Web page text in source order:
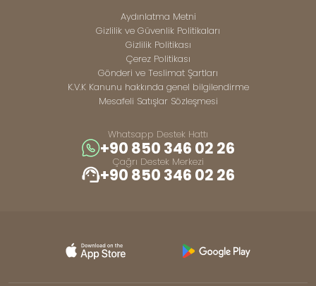
Aydınlatma Metni
Gizlilik ve Güvenlik Politikaları
Gizlilik Politikası
Çerez Politikası
Gönderi ve Teslimat Şartları
K.V.K Kanunu hakkında genel bilgilendirme
Mesafeli Satışlar Sözleşmesi
Whatsapp Destek Hattı
+90 850 346 02 26
Çağrı Destek Merkezi
+90 850 346 02 26